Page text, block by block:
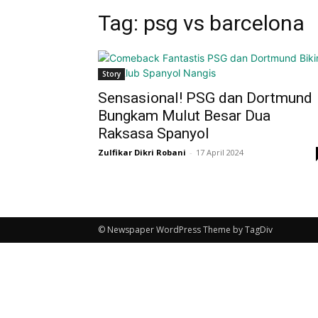
Tag: psg vs barcelona
Story
Sensasional! PSG dan Dortmund
Bungkam Mulut Besar Dua
Raksasa Spanyol
Zulfikar Dikri Robani - 17 April 2024
© Newspaper WordPress Theme by TagDiv